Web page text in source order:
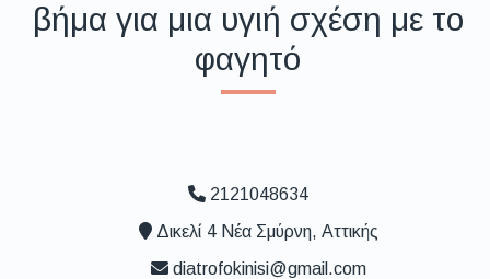
βήμα για μια υγιή σχέση με το
φαγητό
2121048634
Δικελί 4 Νέα Σμύρνη, Αττικής
diatrofokinisi@gmail.com